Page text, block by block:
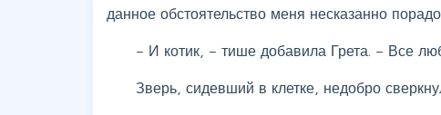
данное обстоятельство меня несказанно
– И котик, – тише добавила Грета. – Все
Зверь, сидевший в клетке, недобро